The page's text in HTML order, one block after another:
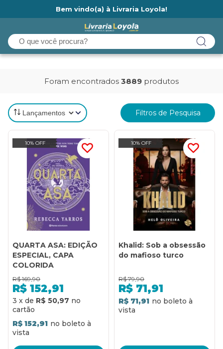
Bem vindo(a) à Livraria Loyola!
Foram encontrados 3889 produtos
Filtros de Pesquisa
10% OFF
QUARTA ASA: EDIÇÃO
ESPECIAL, CAPA
COLORIDA
R$ 169,90
R$ 152,91
3 x de R$ 50,97
R$ 152,91
10% OFF
Khalid: Sob a obsessão
do mafioso turco
R$ 79,90
R$ 71,91
R$ 71,91